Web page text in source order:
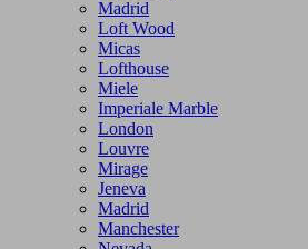
Madrid
Loft Wood
Micas
Lofthouse
Miele
Imperiale Marble
London
Louvre
Mirage
Jeneva
Madrid
Manchester